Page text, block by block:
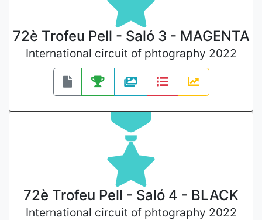
72è Trofeu Pell - Saló 3 - MAGENTA
International circuit of phtography 2022
72è Trofeu Pell - Saló 4 - BLACK
International circuit of phtography 2022